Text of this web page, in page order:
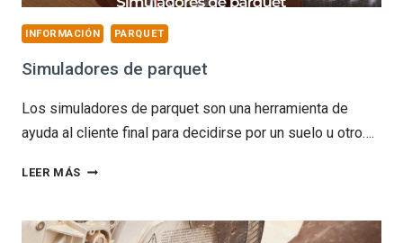
INFORMACIÓN PARQUET
Simuladores de parquet
Los simuladores de parquet son una herramienta de
ayuda al cliente final para decidirse por un suelo u otro….
LEER MÁS SIMULADORES
PARQUET